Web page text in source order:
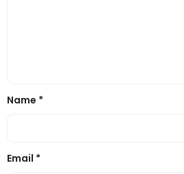
Name *
Email *